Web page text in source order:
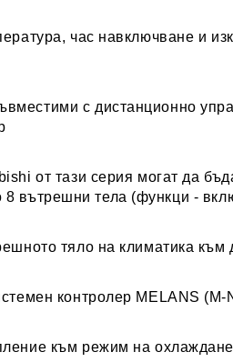
час навключване и
с дистанционно
от тази серия могат да
вътрешни тела (функци -
тяло на климатика към
контролер MELANS (M-
към режим на